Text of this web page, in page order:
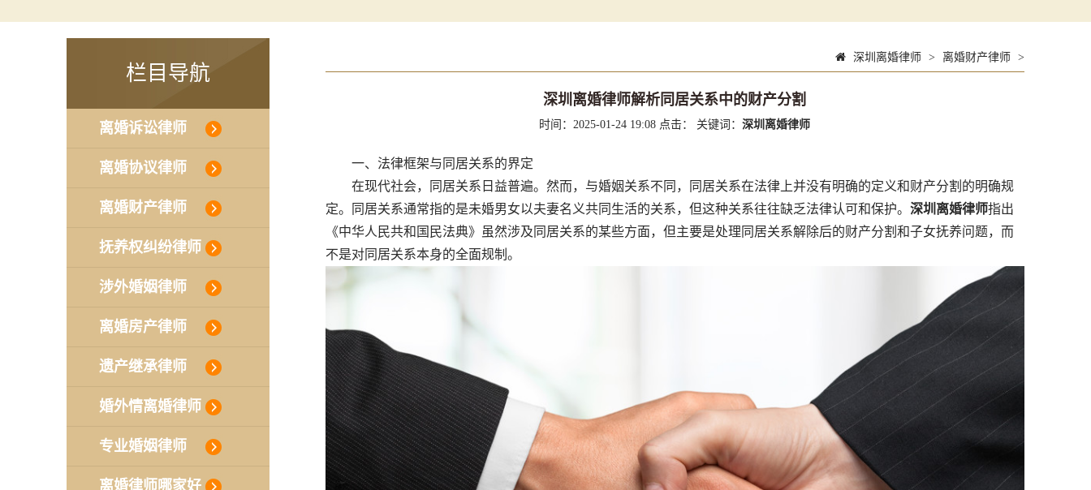
栏目导航
离婚诉讼律师
离婚协议律师
离婚财产律师
抚养权纠纷律师
涉外婚姻律师
离婚房产律师
遗产继承律师
婚外情离婚律师
专业婚姻律师
离婚律师哪家好
深圳离婚律师 > 离婚财产律师 >
深圳离婚律师解析同居关系中的财产分割
时间：2025-01-24 19:08 点击： 关键词：深圳离婚律师
一、法律框架与同居关系的界定
在现代社会，同居关系日益普遍。然而，与婚姻关系不同，同居关系在法律上并没有明确的定义和财产分割的明确规
定。同居关系通常指的是未婚男女以夫妻名义共同生活的关系，但这种关系往往缺乏法律认可和保护。 深圳离婚律师指出
《中华人民共和国民法典》虽然涉及同居关系的某些方面，但主要是处理同居关系解除后的财产分割和子女抚养问题，而
不是对同居关系本身的全面规制。